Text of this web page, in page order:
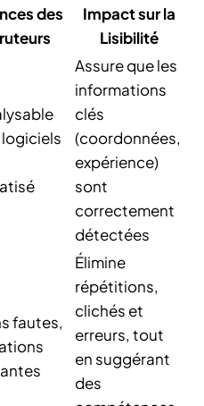
des
Impact sur la
Lisibilité
logiciels
Assure que les
informations
clés
(coordonnées,
expérience)
sont
correctement
détectées
fautes,
Élimine
répétitions,
clichés et
erreurs, tout
en suggérant
des